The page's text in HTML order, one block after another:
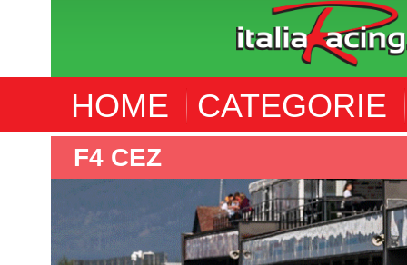
HOME CATEGORIE
F4 CEZ